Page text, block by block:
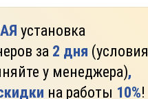
установка
за 2 дня (условия
у менеджера),
на работы 10%!